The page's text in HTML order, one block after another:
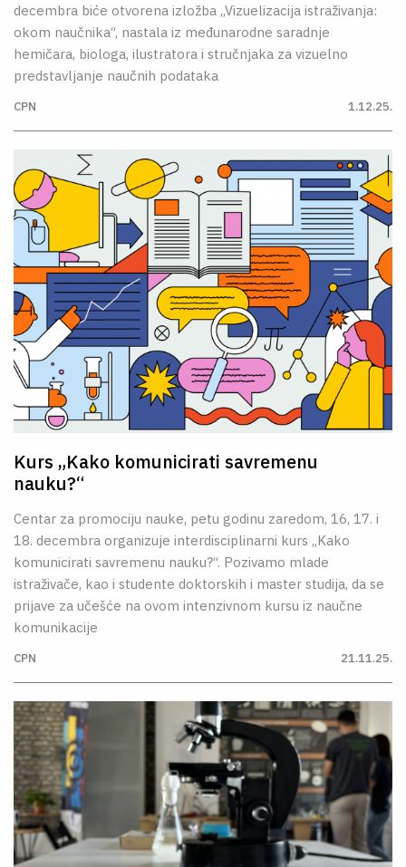
decembra biće otvorena izložba „Vizuelizacija istraživanja:
okom naučnika“, nastala iz međunarodne saradnje
hemičara, biologa, ilustratora i stručnjaka za vizuelno
predstavljanje naučnih podataka
CPN 1.12.25.
Kurs „Kako komunicirati savremenu
nauku?“
Centar za promociju nauke, petu godinu zaredom, 16, 17. i
18. decembra organizuje interdisciplinarni kurs „Kako
komunicirati savremenu nauku?“. Pozivamo mlade
istraživače, kao i studente doktorskih i master studija, da se
prijave za učešće na ovom intenzivnom kursu iz naučne
komunikacije
CPN 21.11.25.